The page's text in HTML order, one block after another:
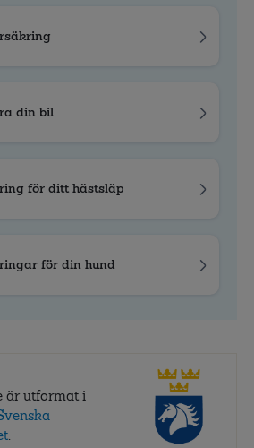
din bil
för ditt hästsläp
för din hund
är utformat i
.